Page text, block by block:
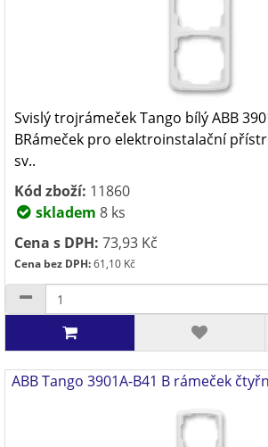
Svislý trojrámeček Tango bílý ABB
BRámeček pro elektroinstalační
sv..
Kód zboží: 11860
skladem 8 ks
Cena s DPH: 73,93 Kč
Cena bez DPH:61,10 Kč
ABB Tango 3901A-B41 B rámeček